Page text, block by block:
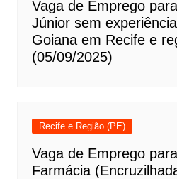
Vaga de Emprego
Júnior sem
Goiana em Recife e
(05/09/2025)
Recife e Região (PE)
Vaga de Emprego
Farmácia